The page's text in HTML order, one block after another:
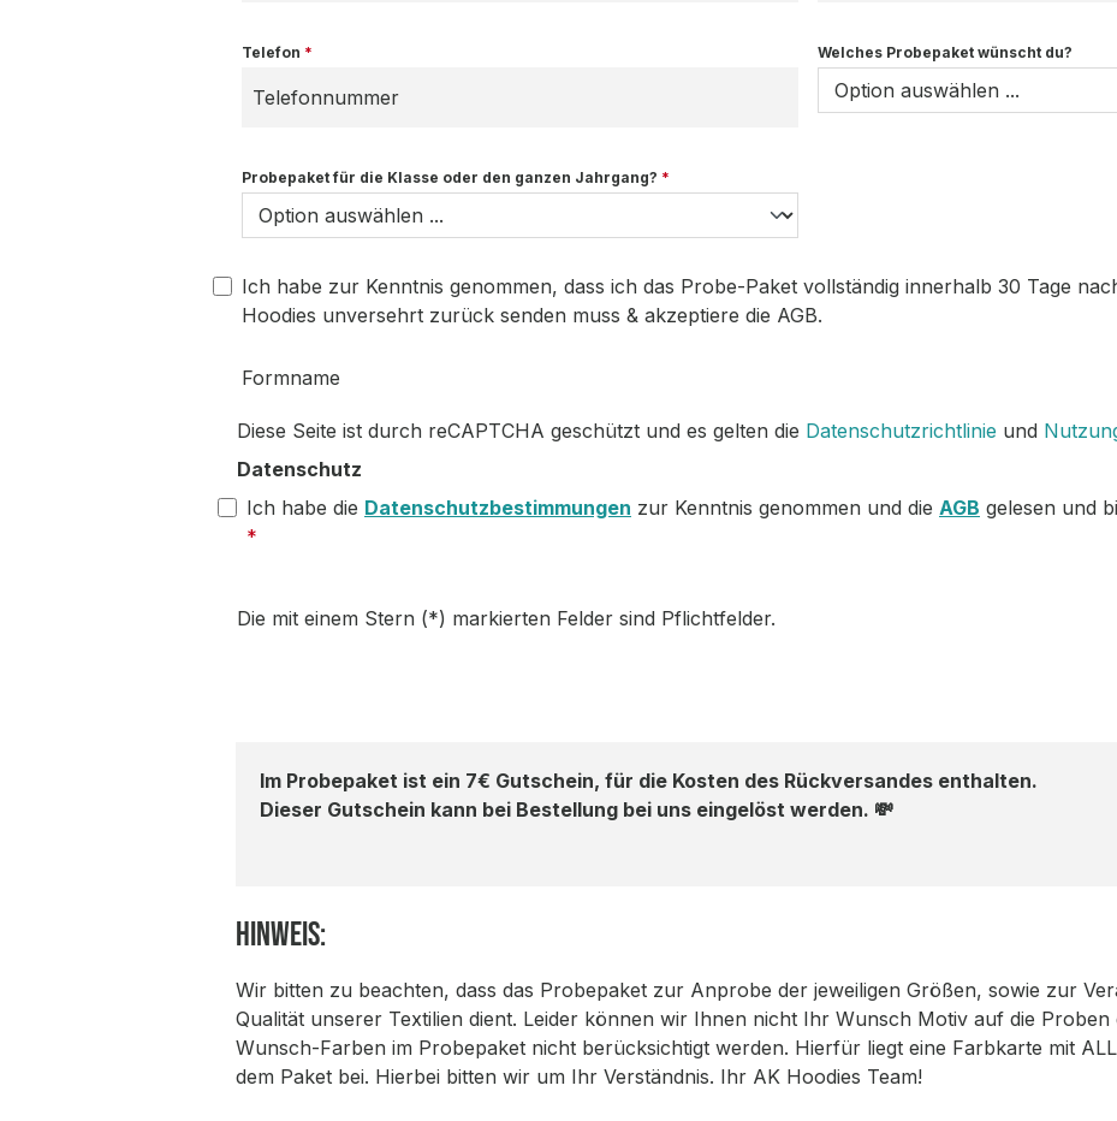
Telefon * Welches Probepaket wünscht du?
Probepaket für die Klasse oder den ganzen Jahrgang? *
Ich habe zur Kenntnis genommen, dass ich das Probe-Paket vollständig innerhalb 30 Tage
Hoodies unversehrt zurück senden muss & akzeptiere die AGB.
Formname
Diese Seite ist durch reCAPTCHA geschützt und es gelten die Datenschutzrichtlinie und
Datenschutz
Ich habe die Datenschutzbestimmungen zur Kenntnis genommen und die AGB gelesen und
*
Die mit einem Stern (*) markierten Felder sind Pflichtfelder.
Im Probepaket ist ein 7€ Gutschein, für die Kosten des Rückversandes enthalten.
Dieser Gutschein kann bei Bestellung bei uns eingelöst werden. 💸
Hinweis:
Wir bitten zu beachten, dass das Probepaket zur Anprobe der jeweiligen Größen, sowie zur
Qualität unserer Textilien dient. Leider können wir Ihnen nicht Ihr Wunsch Motiv auf die
Wunsch-Farben im Probepaket nicht berücksichtigt werden. Hierfür liegt eine Farbkarte mit
dem Paket bei. Hierbei bitten wir um Ihr Verständnis. Ihr AK Hoodies Team!